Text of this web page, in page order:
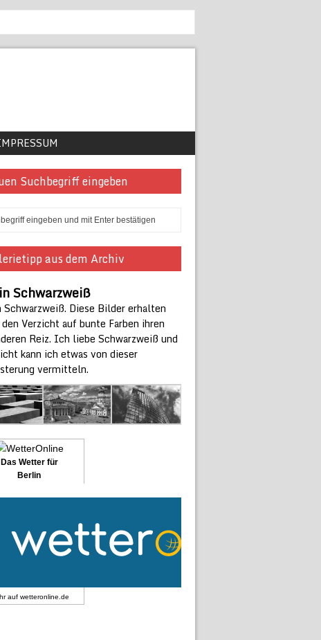
Suchbegriff eingeben
aus dem Archiv
Schwarzweiß
Schwarzweiß. Diese Bilder erhalten
Verzicht auf bunte Farben ihren
Reiz. Ich liebe Schwarzweiß und
kann ich etwas von dieser
vermitteln.
Das Wetter für
Berlin
auf wetteronline.de